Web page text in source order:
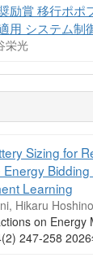
励賞 移行ポポ
用 システム制
栄光
Sizing for
Learning
Hikaru
on Energy
247-258 2026